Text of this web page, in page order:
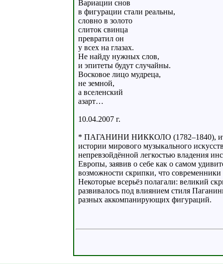
Вариации снов
в фигурации стали реальны,
словно в золото
слиток свинца
превратил он
у всех на глазах.
Не найду нужных слов,
и эпитеты будут случайны.
Восковое лицо мудреца,
не земной,
а вселенский
азарт…
10.04.2007 г.
* ПАГАНИНИ НИККОЛО (1782–1840),
истории мирового музыкального
непревзойдённой легкостью владения
Европы, заявив о себе как о самом
возможности скрипки, что современники
Некоторые всерьёз полагали: великий
развивалось под влиянием стиля
разных аккомпанирующих фигураций.